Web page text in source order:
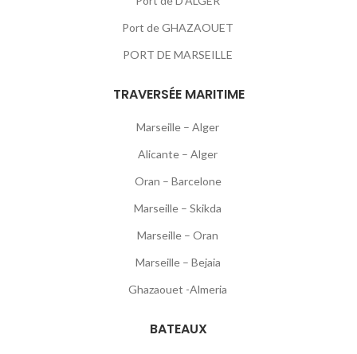
Port de GHAZAOUET
PORT DE MARSEILLE
TRAVERSÉE MARITIME
Marseille – Alger
Alicante – Alger
Oran – Barcelone
Marseille – Skikda
Marseille – Oran
Marseille – Bejaia
Ghazaouet -Almeria
BATEAUX